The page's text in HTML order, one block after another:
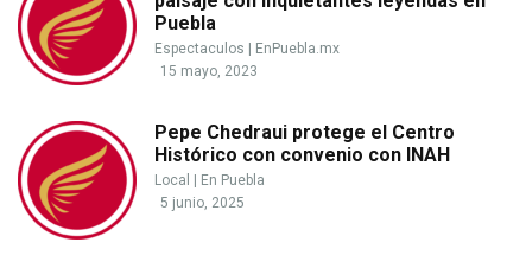
Puebla
Espectaculos
EnPuebla.mx
15 mayo, 2023
Pepe Chedraui protege el Centro
Histórico con convenio con INAH
Local
En Puebla
5 junio, 2025